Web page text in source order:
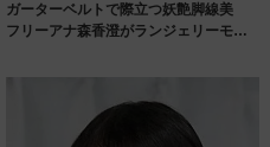
ガーターベルトで際立つ妖艶脚線美
フリーアナ森香澄がランジェリーモデ